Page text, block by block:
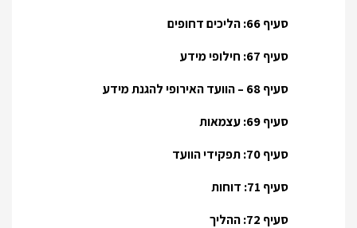
סעיף 66: הליכים דחופים
סעיף 67: חילופי מידע
סעיף 68 – הוועד האירופי להגנת מידע
סעיף 69: עצמאות
סעיף 70: תפקידי הוועד
סעיף 71: דוחות
סעיף 72: ההליך